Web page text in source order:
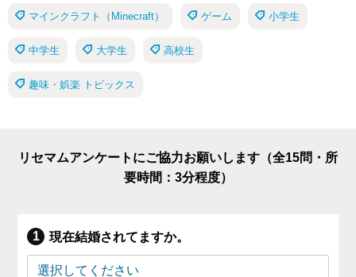
マインクラフト（Minecraft） ゲーム 小学生
中学生 大学生 高校生
趣味・娯楽 トピックス
リセマムアンケートにご協力お願いします（全15問・所
要時間：3分程度）
現在結婚されてますか。